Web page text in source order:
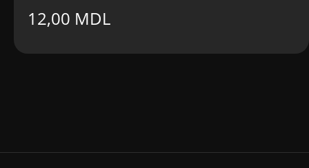
12,00 MDL